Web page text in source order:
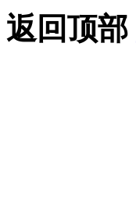
返回顶部